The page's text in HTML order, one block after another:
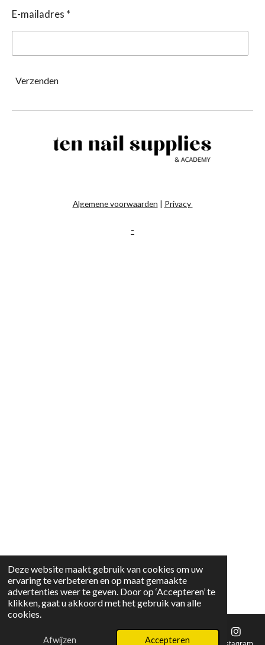
Deze website maakt gebruik van cookies om uw
ervaring te verbeteren en op maat gemaakte
advertenties weer te geven. Door op ‘Accepteren’ te
klikken, gaat u akkoord met het gebruik van alle
cookies.
Afwijzen Accepteren
E-mailadres *
Verzenden
Algemene voorwaarden | Privacy
-